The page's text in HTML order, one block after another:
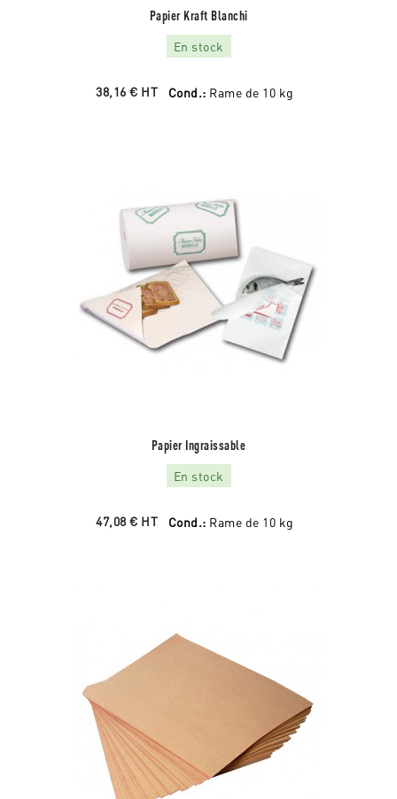
Papier Kraft Blanchi
En stock
38,16 € HT Cond.: Rame de 10 kg
Papier Ingraissable
En stock
47,08 € HT Cond.: Rame de 10 kg